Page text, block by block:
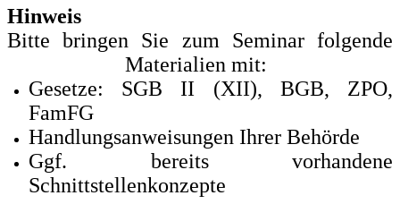
Hinweis
Bitte bringen Sie zum Seminar folgende
Materialien mit:
Gesetze: SGB II (XII), BGB, ZPO,
FamFG
Handlungsanweisungen Ihrer Behörde
Ggf. bereits vorhandene
Schnittstellenkonzepte